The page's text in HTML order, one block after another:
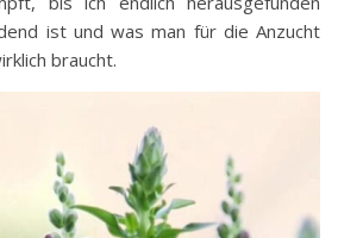
ist und was man für die Anzucht
braucht.